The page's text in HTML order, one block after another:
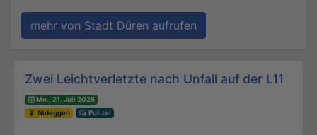
mehr von Stadt Düren aufrufen
Beitrags-Navigation
Zwei Leichtverletzte nach Unfall auf der L11
Mo., 21. Juli 2025
Nideggen
Polizei